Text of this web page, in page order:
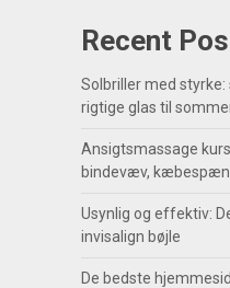
Recent
Solbriller med
rigtige glas til
Ansigtsmassage
bindevæv,
Usynlig og effektiv:
invisalign bøjle
De bedste